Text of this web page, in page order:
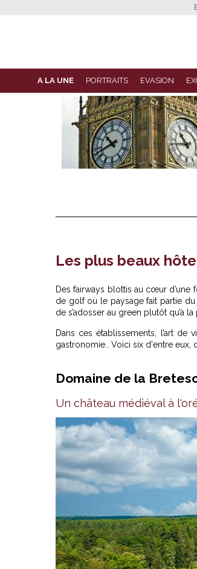
A LA UNE PORTRAITS EVASION
Les plus beaux
Des fairways blottis au cœur d’une
de golf où le paysage fait partie
de s’adosser au green plutôt qu’à
Dans ces établissements, l’art
gastronomie.
. Voici six d'entre eux,
Domaine de la
Un château médiéval à